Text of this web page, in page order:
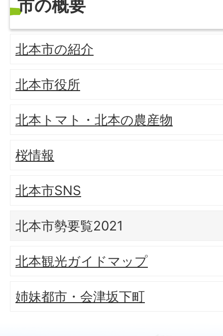
市の概要
北本市の紹介
北本市役所
北本トマト・北本の農産物
桜情報
北本市SNS
北本市勢要覧2021
北本観光ガイドマップ
姉妹都市・会津坂下町